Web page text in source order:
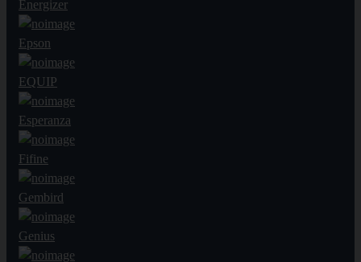
Energizer
Epson
EQUIP
Esperanza
Fifine
Gembird
Genius